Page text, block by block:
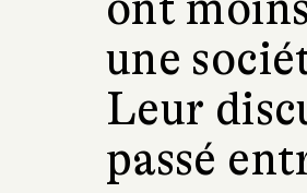
une
Leur
passé